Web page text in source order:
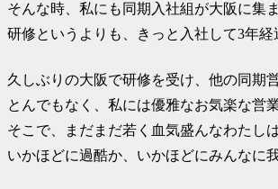
そんな時、私にも同期入社組が大阪に集
研修というよりも、きっと入社して3年
久しぶりの大阪で研修を受け、他の同期
とんでもなく、私には優雅なお気楽な営
そこで、まだまだ若く血気盛んなわたし
いかほどに過酷か、いかほどにみんなに